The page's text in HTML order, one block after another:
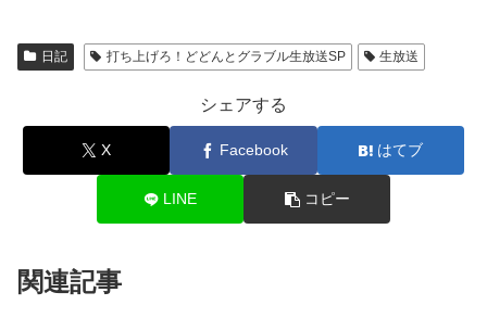
日記 打ち上げろ！どどんとグラブル生放送SP 生放送
シェアする
X Facebook はてブ
LINE コピー
関連記事